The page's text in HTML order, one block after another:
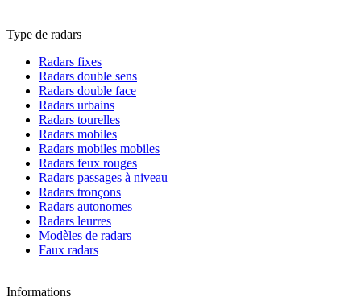
Type de radars
Radars fixes
Radars double sens
Radars double face
Radars urbains
Radars tourelles
Radars mobiles
Radars mobiles mobiles
Radars feux rouges
Radars passages à niveau
Radars tronçons
Radars autonomes
Radars leurres
Modèles de radars
Faux radars
Informations